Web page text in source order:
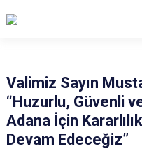
Valimiz Sayın
“Huzurlu, Güvenli
Adana İçin
Devam Edeceğiz”